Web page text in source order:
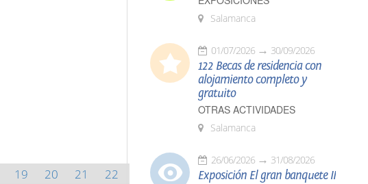
19 20 21
22
Salamanca
01/07/2026 30/09/2026
122 Becas de residencia con
alojamiento completo y
gratuito
OTRAS ACTIVIDADES
Salamanca
26/06/2026 31/08/2026
Exposición El gran banquete II